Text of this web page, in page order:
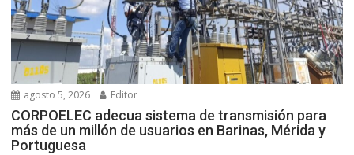
agosto 5, 2026 Editor
CORPOELEC adecua sistema de transmisión para
más de un millón de usuarios en Barinas, Mérida y
Portuguesa